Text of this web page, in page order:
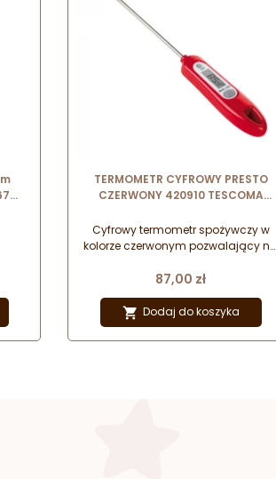
TERMOMETR CYFROWY PRESTO
CZERWONY 420910 TESCOMA
Cyfrowy termometr spożywczy w
kolorze czerwonym pozwalający na
Celsjusza oraz Fahrenheita. Idealnie
sprawdzi się do kontroli temperatury
podczas przygotowywania potraw
oraz napojów.
Cena
87,00 zł
 Dodaj do koszyka